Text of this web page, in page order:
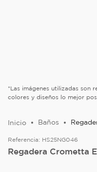
*Las imágenes utilizadas son
colores y diseños lo mejor
Baños
Referencia: HS25NG046
Regadera Crometta